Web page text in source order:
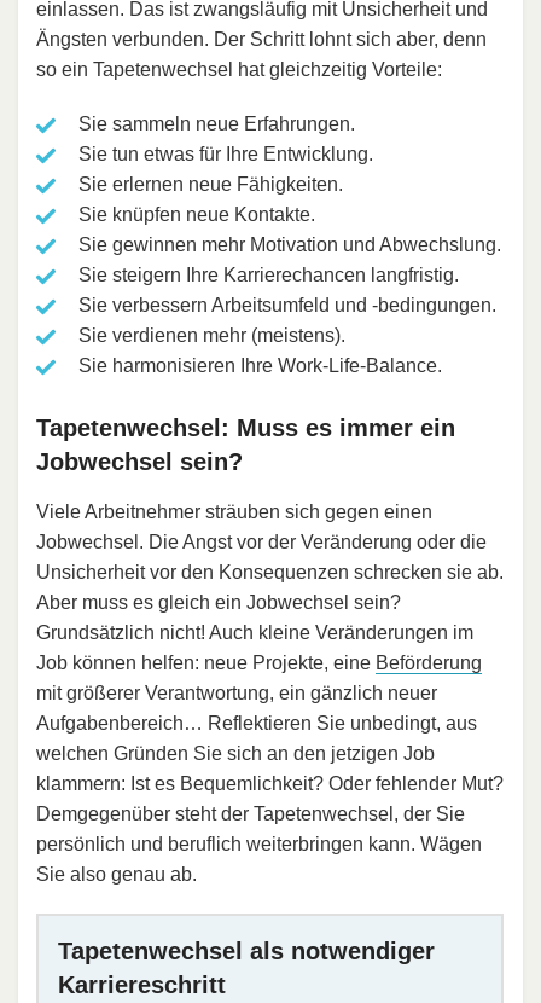
einlassen. Das ist zwangsläufig mit Unsicherheit und
Ängsten verbunden. Der Schritt lohnt sich aber, denn
so ein Tapetenwechsel hat gleichzeitig Vorteile:
Sie sammeln neue Erfahrungen.
Sie tun etwas für Ihre Entwicklung.
Sie erlernen neue Fähigkeiten.
Sie knüpfen neue Kontakte.
Sie gewinnen mehr Motivation und Abwechslung.
Sie steigern Ihre Karrierechancen langfristig.
Sie verbessern Arbeitsumfeld und -bedingungen.
Sie verdienen mehr (meistens).
Sie harmonisieren Ihre Work-Life-Balance.
Tapetenwechsel: Muss es immer ein
Jobwechsel sein?
Viele Arbeitnehmer sträuben sich gegen einen
Jobwechsel. Die Angst vor der Veränderung oder die
Unsicherheit vor den Konsequenzen schrecken sie ab.
Aber muss es gleich ein Jobwechsel sein?
Grundsätzlich nicht! Auch kleine Veränderungen im
Job können helfen: neue Projekte, eine Beförderung
mit größerer Verantwortung, ein gänzlich neuer
Aufgabenbereich… Reflektieren Sie unbedingt, aus
welchen Gründen Sie sich an den jetzigen Job
klammern: Ist es Bequemlichkeit? Oder fehlender Mut?
Demgegenüber steht der Tapetenwechsel, der Sie
persönlich und beruflich weiterbringen kann. Wägen
Sie also genau ab.
Tapetenwechsel als notwendiger
Karriereschritt